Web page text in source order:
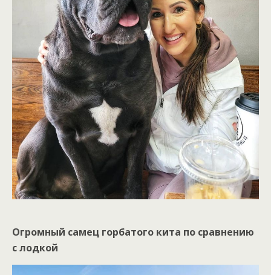
Огромный самец горбатого кита по сравнению
с лодкой